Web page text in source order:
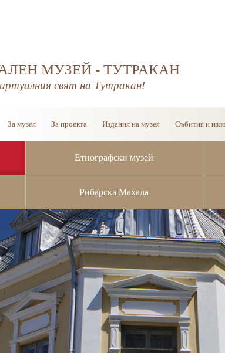
МУЗЕЙ - ТУТРАКАН
свят на Тутракан!
Етнографски музей
Рибарска Махала
За музея За проекта Издания на музея Събития и